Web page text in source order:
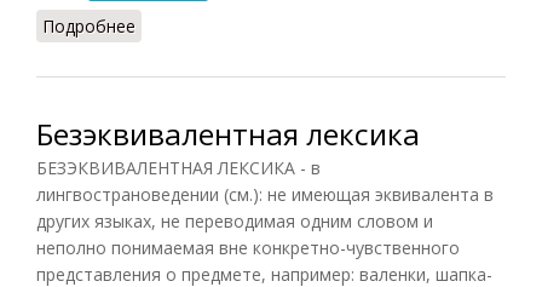
Подробнее
Безэквивалентная лексика
БЕЗЭКВИВАЛЕНТНАЯ ЛЕКСИКА - в
лингвострановедении (см.): не имеющая эквивалента в
других языках, не переводимая одним словом и
неполно понимаемая вне конкретно-чувственного
представления о предмете, например: валенки, шапка-